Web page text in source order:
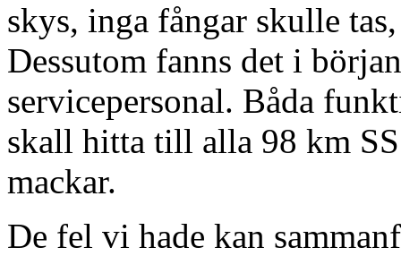
skys, inga fångar skulle
Dessutom fanns det i
servicepersonal. Båda
skall hitta till alla 98 km
mackar.
De fel vi hade kan